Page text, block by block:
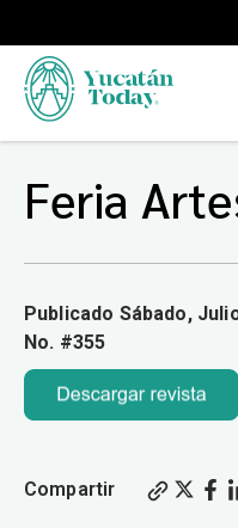
Feria
Publicado Sábado,
No. #355
Compartir